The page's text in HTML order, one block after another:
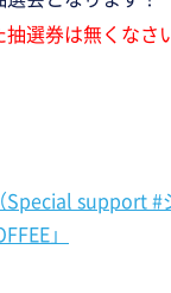
抽選券は無くなさ
Special support #
」